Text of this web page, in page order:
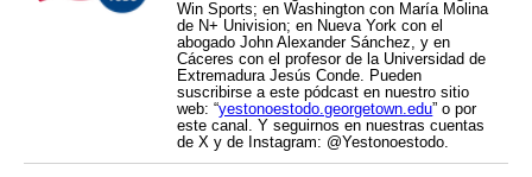
Win Sports; en Washington con María Molina
de N+ Univision; en Nueva York con el
abogado John Alexander Sánchez, y en
Cáceres con el profesor de la Universidad de
Extremadura Jesús Conde. Pueden
suscribirse a este pódcast en nuestro sitio
web: “yestonoestodo.georgetown.edu” o por
este canal. Y seguirnos en nuestras cuentas
de X y de Instagram: @Yestonoestodo.